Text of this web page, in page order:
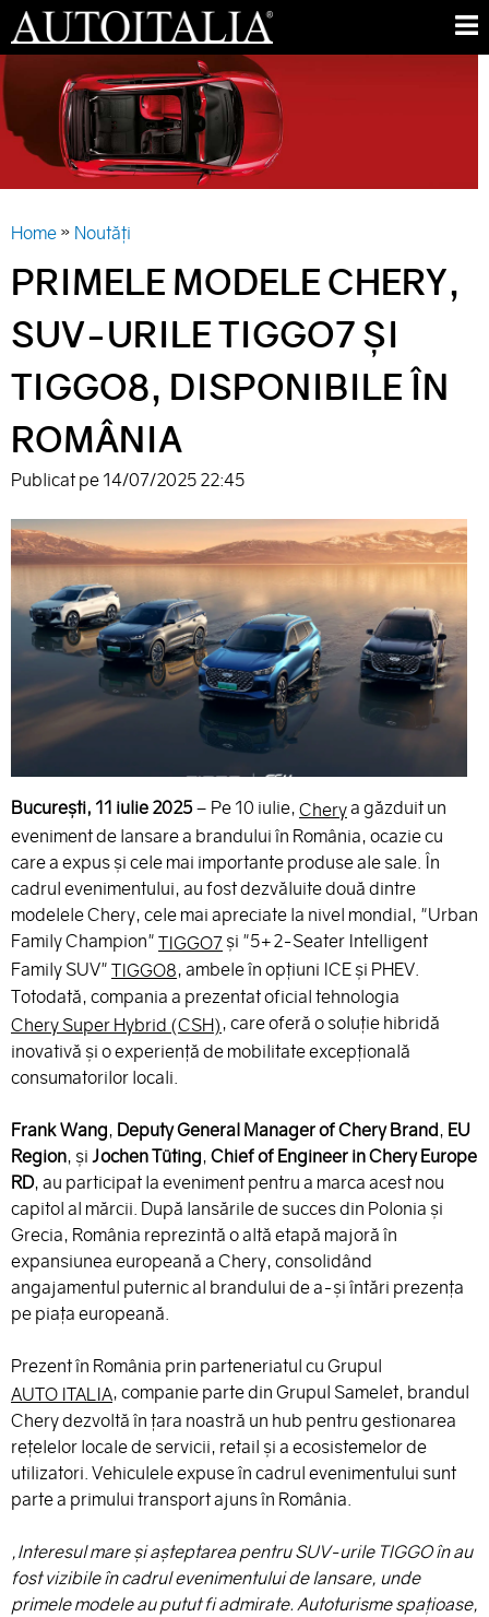
Skip
to
main
content
AUTO
ITALIA
M
E
ARE
HERE
Home » Noutăți
PRIMELE MODELE CHERY,
SUV-URILE TIGGO7 ȘI
TIGGO8, DISPONIBILE ÎN
ROMÂNIA
Publicat pe 14/07/2025 22:45
București, 11 iulie 2025– Pe 10 iulie, Cherya găzduit un
eveniment de lansare a brandului în România, ocazie cu
care a expus și cele mai importante produse ale sale. În
cadrul evenimentului, au fost dezvăluite două dintre
modelele Chery, cele mai apreciate la nivel mondial, "Urban
Family Champion" TIGGO7 și "5+2-Seater Intelligent
Family SUV" TIGGO8, ambele în opțiuni ICE și PHEV.
Totodată, compania a prezentat oficial tehnologia
Chery Super Hybrid (CSH) , care oferă o soluție hibridă
inovativă și o experiență de mobilitate excepțională
consumatorilor locali.
Frank Wang, Deputy General Manager of Chery Brand, EU
Region, și Jochen Tüting, Chief of Engineer in Chery Europe
RD, au participat la eveniment pentru a marca acest nou
capitol al mărcii. După lansările de succes din Polonia și
Grecia, România reprezintă o altă etapă majoră în
expansiunea europeană a Chery, consolidând
angajamentul puternic al brandului de a-și întări prezența
pe piața europeană.
Prezent în România prin parteneriatul cu Grupul
AUTO ITALIA, companie parte din Grupul Samelet, brandul
Chery dezvoltă în țara noastră un hub pentru gestionarea
rețelelor locale de servicii, retail și a ecosistemelor de
utilizatori. Vehiculele expuse în cadrul evenimentului sunt
parte a primului transport ajuns în România.
„Interesul mare și așteptarea pentru SUV-urile TIGGO în au
fost vizibile în cadrul evenimentului de lansare, unde
primele modele au putut fi admirate. Autoturisme spațioase,